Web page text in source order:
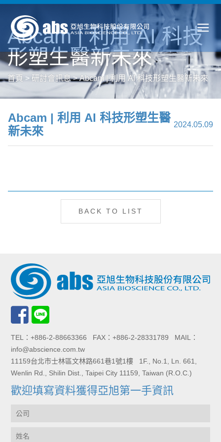
Abcam | 利用 AI 科技
形塑生醫新未來
首頁 > 研討會訊息>Abcam | 利用 AI 科技形塑生醫新未來
Abcam | 利用 AI 科技形塑生醫
新未來
2024.05.09
BACK TO LIST
TEL：+886-2-88663366 FAX：+886-2-28331789 MAIL：
info@abscience.com.tw
11159台北市士林區文林路661巷1號1樓 1F., No.1, Ln. 661,
Wenlin Rd., Shilin Dist., Taipei City 11159, Taiwan (R.O.C.)
歡迎填寫資料獲得亞旭第一手資訊